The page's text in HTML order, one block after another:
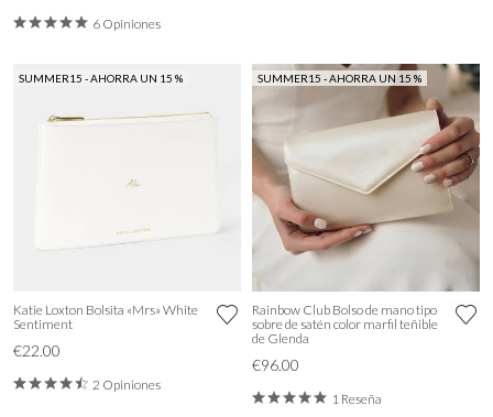
6 Opiniones
SUMMER15 - AHORRA UN 15 %
Katie Loxton Bolsita «Mrs» White
Sentiment
€22.00
2 Opiniones
SUMMER15 - AHORRA UN 15 %
Rainbow Club Bolso de mano tipo
sobre de satén color marfil teñible
de Glenda
€96.00
1 Reseña